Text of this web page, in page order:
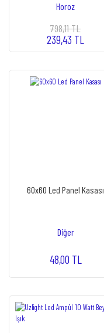
Horoz
798,11 TL
239,43 TL
60x60 Led Panel Kasası
Diğer
48,00 TL